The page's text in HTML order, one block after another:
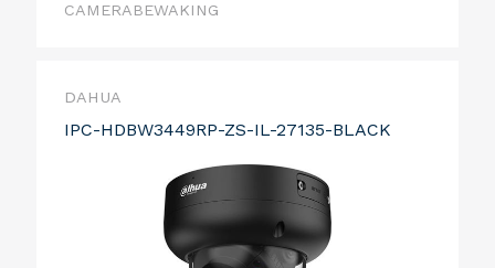
CAMERABEWAKING
DAHUA
IPC-HDBW3449RP-ZS-IL-27135-BLACK